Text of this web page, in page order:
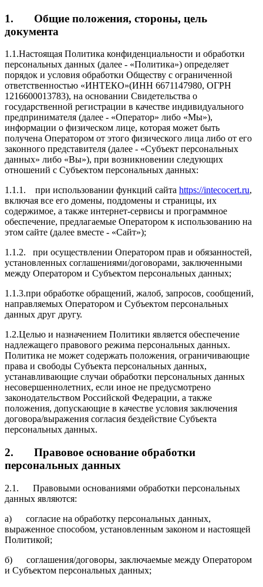
1. Общие положения, стороны, цель
документа
1.1.Настоящая Политика конфиденциальности и обработки
персональных данных (далее - «Политика») определяет
порядок и условия обработки Обществу с ограниченной
ответственностью «ИНТЕКО»(ИНН 6671147980, ОГРН
1216600013783), на основании Свидетельства о
государственной регистрации в качестве индивидуального
предпринимателя (далее - «Оператор» либо «Мы»),
информации о физическом лице, которая может быть
получена Оператором от этого физического лица либо от его
законного представителя (далее - «Субъект персональных
данных» либо «Вы»), при возникновении следующих
отношений с Субъектом персональных данных:
1.1.1.
при использовании функций сайта https://intecocert.ru,
включая все его домены, поддомены и страницы, их
содержимое, а также интернет-сервисы и программное
обеспечение, предлагаемые Оператором к использованию на
этом сайте (далее вместе - «Сайт»);
1.1.2.
при осуществлении Оператором прав и обязанностей,
установленных соглашениями/договорами, заключенными
между Оператором и Субъектом персональных данных;
1.1.3.при обработке обращений, жалоб, запросов, сообщений,
направляемых Оператором и Субъектом персональных
данных друг другу.
1.2.Целью и назначением Политики является обеспечение
надлежащего правового режима персональных данных.
Политика не может содержать положения, ограничивающие
права и свободы Субъекта персональных данных,
устанавливающие случаи обработки персональных данных
несовершеннолетних, если иное не предусмотрено
законодательством Российской Федерации, а также
положения, допускающие в качестве условия заключения
договора/выражения согласия бездействие Субъекта
персональных данных.
2. Правовое основание обработки
персональных данных
2.1.
Правовыми основаниями обработки персональных
данных являются:
а)
согласие на обработку персональных данных,
выраженное способом, установленным законом и настоящей
Политикой;
б)
соглашения/договоры, заключаемые между Оператором
и Субъектом персональных данных;